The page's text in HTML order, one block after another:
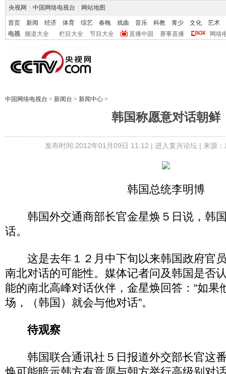
央视网 中国网络电视台 网站地图
首页 新闻 经济 体育 综艺 春晚 戏曲 音乐 科教 青少 文化
艺术
电视
频道大全 栏目大全 节目大全 直播中国 赛事直播 网络
中国网络电视台 > 新闻台 > 新闻中心 >
韩国称愿意对话朝鲜
发布时间:2012年01月09日 11:12 | 进入复兴论坛| 来源
韩国总统李明博
韩国外交通商部长官金星焕５日说，韩
话。
这是去年１２月中下旬以来韩国政府官
南北对话的可能性。媒体记者问及韩国是否
能的南北高峰对话伙伴，金星焕回答：“如果
场，（韩国）就会与他对话”。
待观察
韩国联合通讯社５日报道外交部长官这